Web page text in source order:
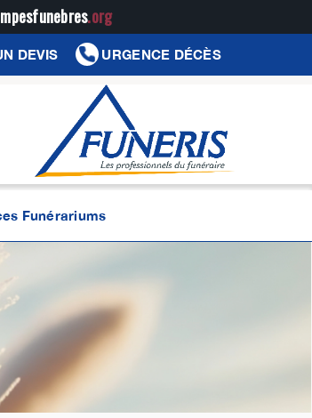
.org
DEVIS URGENCE DÉCÈS
Funérariums